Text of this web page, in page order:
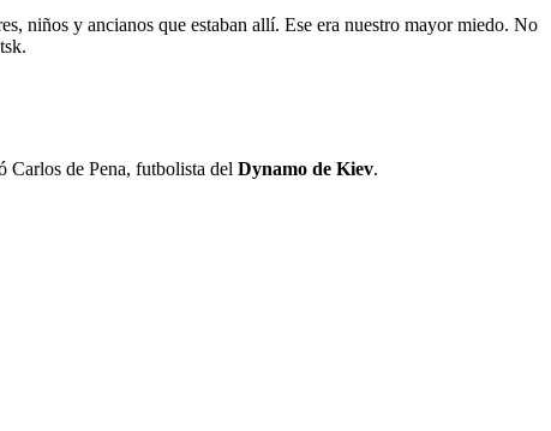
niños y ancianos que estaban allí. Ese era nuestro mayor miedo. No
Carlos de Pena, futbolista del Dynamo de Kiev.